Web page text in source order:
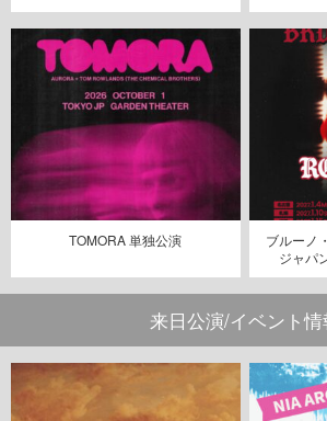
TOMORA 単独公演
ブルーノ
ジャパ
来日公演/イベント情